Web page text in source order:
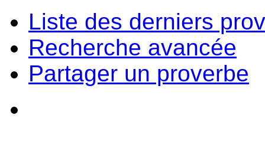
Liste des derniers
Recherche avancée
Partager un proverbe